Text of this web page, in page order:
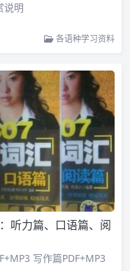
说明
各语种学习资料
听力篇、口语篇、阅
写作篇PDF+MP3